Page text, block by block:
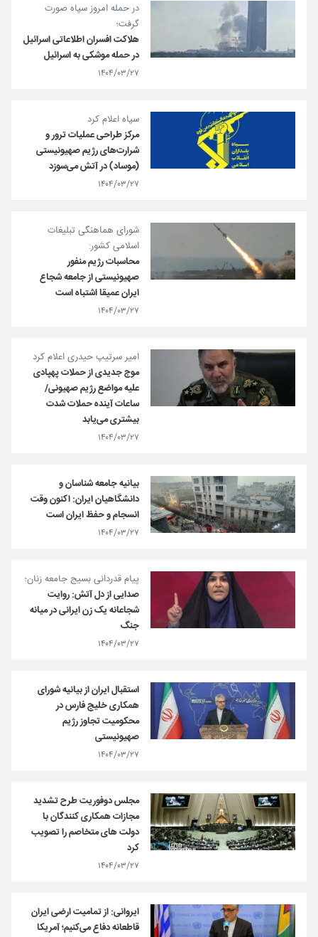
در حمله امروز سپاه صورت
گرفت؛
هلاکت افسران اطلاعاتی اسرائیل
در حمله موشکی به اسرائیل
۱۴۰۴/۰۳/۲۷
سپاه اعلام کرد
مرکز طراحی عملیات ترور و
شرارت‌های رژیم صهیونیستی
(موساد) در آتش می‌سوزد
۱۴۰۴/۰۳/۲۷
شورای هماهنگی تبلیغات
اسلامی کشور:
محاسبات رژیم منفور
صهیونیستی از جامعه شجاع
ایران عمیقا اشتباه است
۱۴۰۴/۰۳/۲۷
امیر سرتیپ حیدری اعلام کرد
موج جدیدی از حملات پهپادی
علیه مواضع رژیم صهیونی/
ساعات آینده حملات شدت
بیشتری می‌یابد
۱۴۰۴/۰۳/۲۷
بیانیه جامعه شناسان و
دانشگاهیان ایران: اکنون وقت
انسجام و حفظ ایران است
۱۴۰۴/۰۳/۲۷
پیام قدردانی بسیج جامعه زنان؛
صدایی از دل آتش: روایت
شجاعانه‌ یک زن ایرانی در میانه‌
جنگ
۱۴۰۴/۰۳/۲۷
استقبال ایران از بیانیه شورای
همکاری خلیج فارس در
محکومیت تجاوز رژیم
صهیونیستی
۱۴۰۴/۰۳/۲۷
مجلس دوفوریت طرح تشدید
مجازات همکاری کنندگان با
دولت های متخاصم را تصویب
کرد
۱۴۰۴/۰۳/۲۷
ایروانی: از تمامیت ارضی ایران
قاطعانه دفاع می‌کنیم؛ آمریکا